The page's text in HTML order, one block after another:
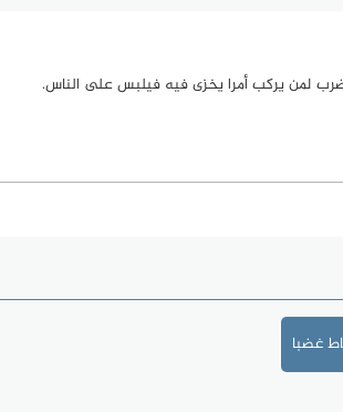
لمن يركب أمرا يخزى فيه فيلبس على الناس.
غضبا